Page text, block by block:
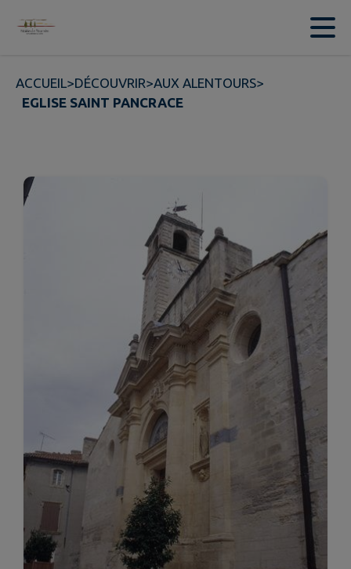
Contenu
ACCUEIL>DÉCOUVRIR>AUX ALENTOURS>
EGLISE SAINT PANCRACE